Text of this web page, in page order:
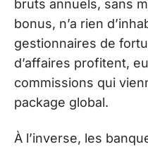
bruts annuels, sans
bonus, n’a rien
gestionnaires de
d’affaires profitent,
commissions qui
package global.
À l’inverse, les